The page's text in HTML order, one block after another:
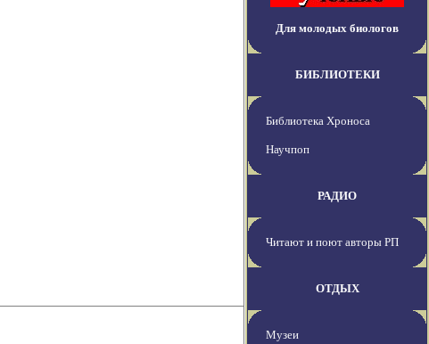
Для молодых биологов
БИБЛИОТЕКИ
Библиотека Хроноса
Научпоп
РАДИО
Читают и поют авторы РП
ОТДЫХ
Музеи